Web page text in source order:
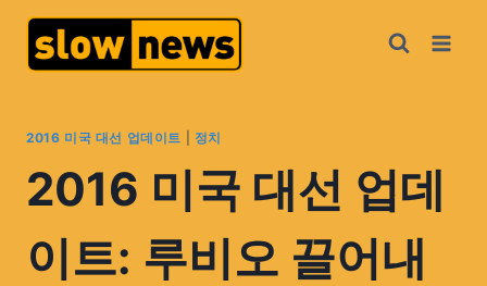
2016 미국 대선 업데이트 정치
2016 미국 대선 업데
이트: 루비오 끌어내